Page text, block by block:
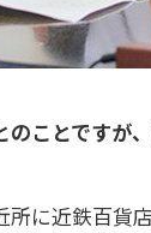
のことですが
所に近鉄百